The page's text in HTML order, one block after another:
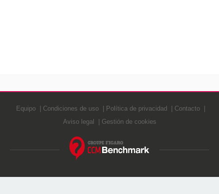
Equipo Condiciones de uso Política de privacidad
Contacto
Aviso legal
Gestión de cookies